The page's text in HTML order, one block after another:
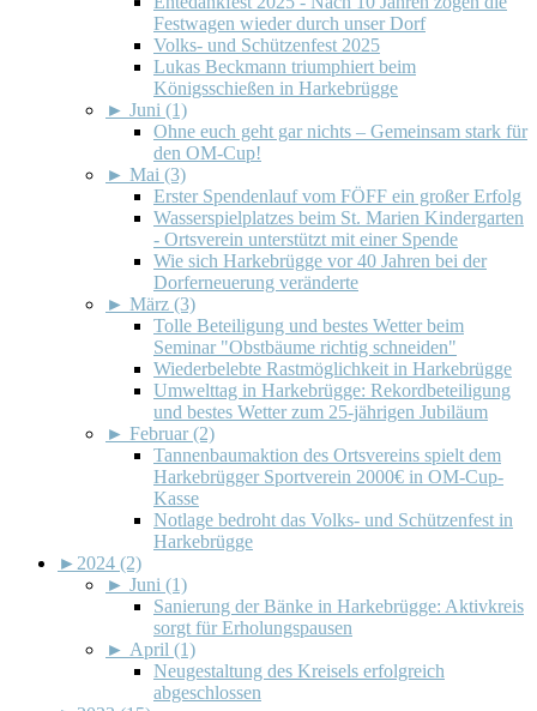
Festwagen wieder durch unser Dorf
Volks- und Schützenfest 2025
Lukas Beckmann triumphiert beim
Königsschießen in Harkebrügge
► Juni (1)
Ohne euch geht gar nichts – Gemeinsam stark für
den OM-Cup!
► Mai (3)
Erster Spendenlauf vom FÖFF ein großer Erfolg
Wasserspielplatzes beim St. Marien Kindergarten
- Ortsverein unterstützt mit einer Spende
Wie sich Harkebrügge vor 40 Jahren bei der
Dorferneuerung veränderte
► März (3)
Tolle Beteiligung und bestes Wetter beim
Seminar "Obstbäume richtig schneiden"
Wiederbelebte Rastmöglichkeit in Harkebrügge
Umwelttag in Harkebrügge: Rekordbeteiligung
und bestes Wetter zum 25-jährigen Jubiläum
► Februar (2)
Tannenbaumaktion des Ortsvereins spielt dem
Harkebrügger Sportverein 2000€ in OM-Cup-
Kasse
Notlage bedroht das Volks- und Schützenfest in
Harkebrügge
► 2024 (2)
► Juni (1)
Sanierung der Bänke in Harkebrügge: Aktivkreis
sorgt für Erholungspausen
► April (1)
Neugestaltung des Kreisels erfolgreich
abgeschlossen